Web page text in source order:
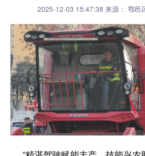
辽宁 吉林 上海
浙江 安徽 福建
山东 河南 湖北
广东 广西 海南
四川 贵州 云南
陕西 甘肃 青海
新疆 内蒙古 黑龙江
2025-12-03 15:47:38 来源： 鄠邑